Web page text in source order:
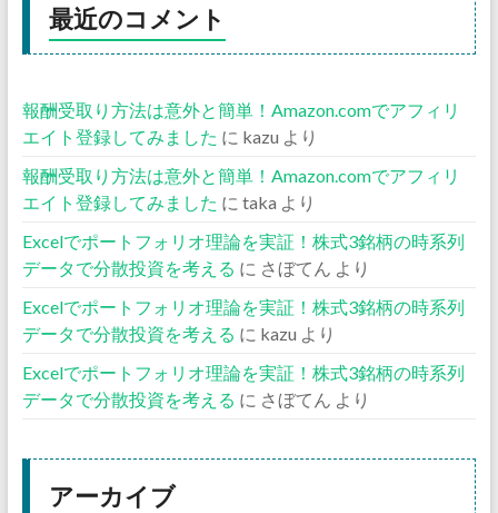
最近のコメント
報酬受取り方法は意外と簡単！Amazon.comでアフィリ
エイト登録してみました に kazu より
報酬受取り方法は意外と簡単！Amazon.comでアフィリ
エイト登録してみました に taka より
Excelでポートフォリオ理論を実証！株式3銘柄の時系列
データで分散投資を考える に さぼてん より
Excelでポートフォリオ理論を実証！株式3銘柄の時系列
データで分散投資を考える に kazu より
Excelでポートフォリオ理論を実証！株式3銘柄の時系列
データで分散投資を考える に さぼてん より
アーカイブ